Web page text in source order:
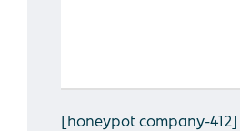
[honeypot company-412]